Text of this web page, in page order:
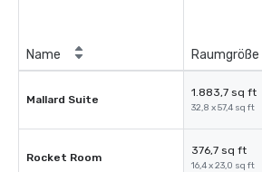
Name Raumgröße
Mallard Suite
1.883,7 sq ft
32,8 x 57,4 sq ft
Rocket Room
376,7 sq ft
16,4 x 23,0 sq ft